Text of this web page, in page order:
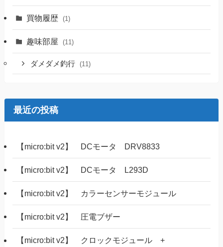
買物履歴 (1)
趣味部屋 (11)
ダメダメ釣行 (11)
最近の投稿
【micro:bit v2】 DCモータ DRV8833
【micro:bit v2】 DCモータ L293D
【micro:bit v2】 カラーセンサーモジュール
【micro:bit v2】 圧電ブザー
【micro:bit v2】 クロックモジュール +